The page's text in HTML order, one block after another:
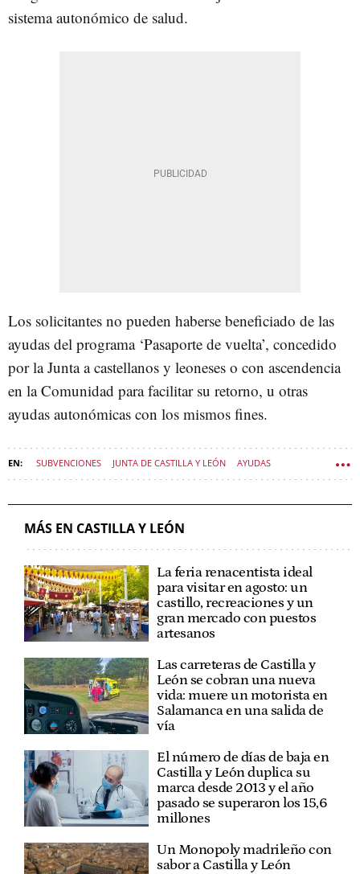
sistema autonómico de salud.
Los solicitantes no pueden haberse beneficiado de las
ayudas del programa ‘Pasaporte de vuelta’, concedido
por la Junta a castellanos y leoneses o con ascendencia
en la Comunidad para facilitar su retorno, u otras
ayudas autonómicas con los mismos fines.
SUBVENCIONES JUNTA DE CASTILLA Y LEÓN AYUDAS
MÁS EN CASTILLA Y LEÓN
La feria renacentista ideal
para visitar en agosto: un
castillo, recreaciones y un
gran mercado con puestos
artesanos
Las carreteras de Castilla y
León se cobran una nueva
vida: muere un motorista en
Salamanca en una salida de
vía
El número de días de baja en
Castilla y León duplica su
marca desde 2013 y el año
pasado se superaron los 15,6
millones
Un Monopoly madrileño con
sabor a Castilla y León